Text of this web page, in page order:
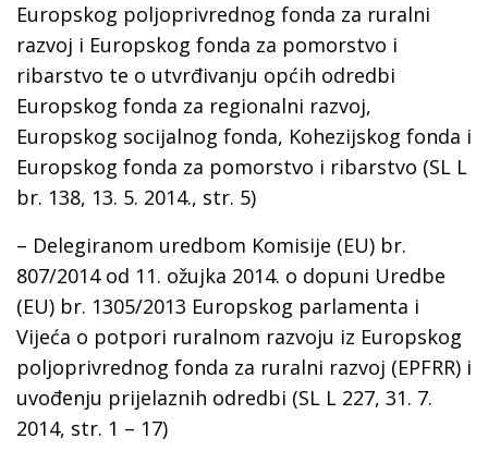
Europskog poljoprivrednog fonda za ruralni
razvoj i Europskog fonda za pomorstvo i
ribarstvo te o utvrđivanju općih odredbi
Europskog fonda za regionalni razvoj,
Europskog socijalnog fonda, Kohezijskog fonda i
Europskog fonda za pomorstvo i ribarstvo (SL L
br. 138, 13. 5. 2014., str. 5)
– Delegiranom uredbom Komisije (EU) br.
807/2014 od 11. ožujka 2014. o dopuni Uredbe
(EU) br. 1305/2013 Europskog parlamenta i
Vijeća o potpori ruralnom razvoju iz Europskog
poljoprivrednog fonda za ruralni razvoj (EPFRR) i
uvođenju prijelaznih odredbi (SL L 227, 31. 7.
2014, str. 1 – 17)